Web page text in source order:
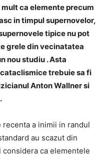
ca elemente precum
in timpul supernovelor,
tipice nu pot
grele din vecinatatea
nou studiu . Asta
trebuie sa fi
Anton Wallner si
a inimii in randul
au scazut din
ca elementele